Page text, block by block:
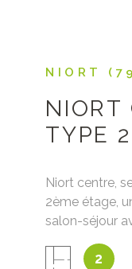
NIORT
NIORT
TYPE
Niort centre,
2ème étage,
salon-séjour
auxquels ce
2